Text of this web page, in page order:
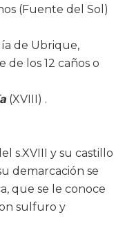
(Fuente del Sol)
de Ubrique,
de los 12 caños o
(XVIII) .
s.XVIII y su castillo
demarcación se
que se le conoce
sulfuro y